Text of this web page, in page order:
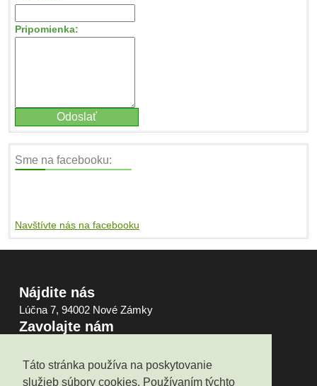
Táto stránka používa na poskytovanie
služieb súbory cookies. Používaním týchto
Pripomienka:
Sme na facebooku:
Navštívte nás na facebooku
Nájdite nás
Lúčna 7, 94002 Nové Zámky
Zavolajte nám
Napíšte nám
obchod@pgchem.sk